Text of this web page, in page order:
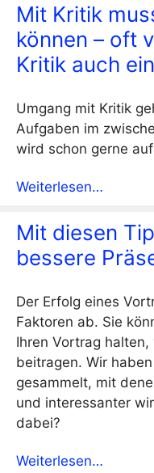
Mit Kritik
können – oft
Kritik auch
Umgang mit Kritik
Aufgaben im
wird schon gerne
Weiterlesen…
Mit diesen
bessere
Der Erfolg eines
Faktoren ab. Sie
Ihren Vortrag
beitragen. Wir
gesammelt, mit
und interessanter
dabei?
Weiterlesen…